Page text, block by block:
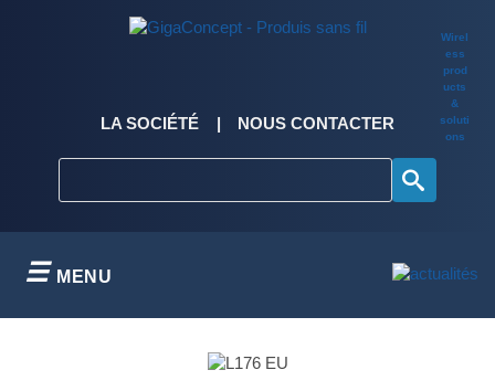
Wirel
ess
prod
ucts
&
soluti
ons
LA SOCIÉTÉ NOUS CONTACTER
MENU